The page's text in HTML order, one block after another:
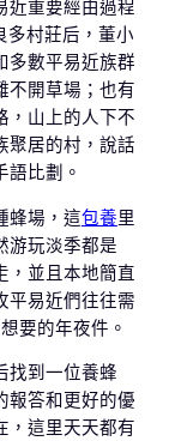
近重要經由過程
多村莊后，董小
多數平易近族群
不開草場；也有
，山上的人下不
聚居的村，說話
語比劃。
蜂場，這包養里
游玩淡季都是
，並且本地簡直
平易近們往往需
要的年夜件。
找到一位養蜂
報答和更好的優
，這里天天都有